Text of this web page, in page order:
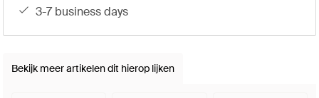
3-7 business days
Bekijk meer artikelen dit hierop lijken